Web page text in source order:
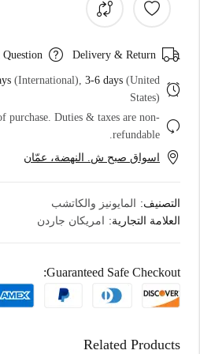
Delivery & Return
Question
(International), 3-6 days (United
States)
purchase. Duties & taxes are non-
refundable.
اسواق صبح ش. النهضة، عمّان
التصنيف:
المايونيز والكاتشب
العلامة التجارية:
امريكان جاردن
Guaranteed Safe Checkout:
Related Products